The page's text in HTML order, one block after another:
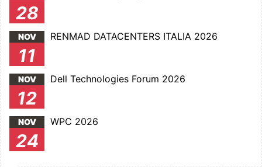
28
NOV
11
RENMAD DATACENTERS ITALIA 2026
NOV
12
Dell Technologies Forum 2026
NOV
24
WPC 2026